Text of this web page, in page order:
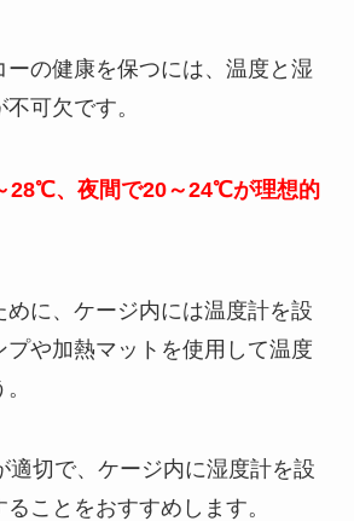
ーの健康を保つには、温度と湿
可欠です。
28℃、夜間で20～24℃が理想的
めに、ケージ内には温度計を設
プや加熱マットを使用して温度
適切で、ケージ内に湿度計を設
ことをおすすめします。